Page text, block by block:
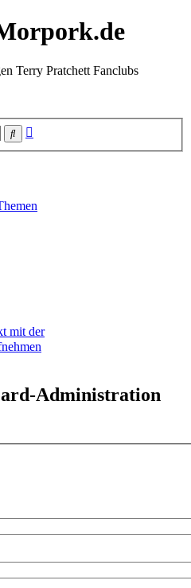
Terry Pratchett Fanclubs
Suche
mit der
Administration